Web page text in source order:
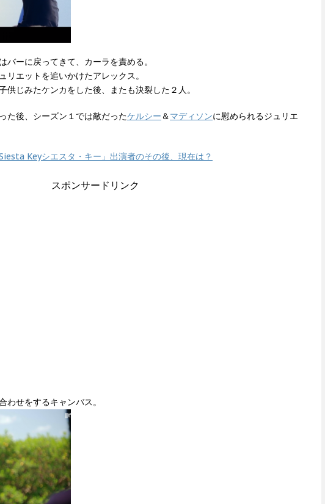
バーに戻ってきて、カーラを責める。
リエットを追いかけたアレックス。
供じみたケンカをした後、またも決裂した２人。
た後、シーズン１では敵だったケルシー ＆マディソンに慰められるジュリエ
Keyシエスタ・キー」出演者のその後、現在は？
スポンサードリンク
わせをするキャンバス。